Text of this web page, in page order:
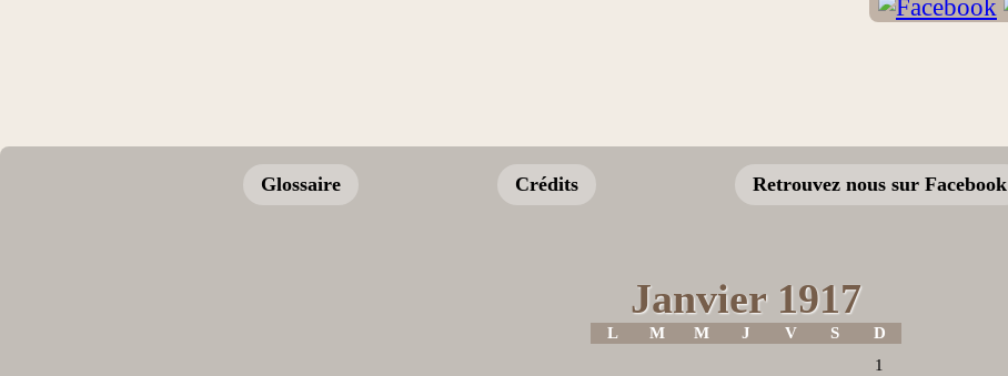
Glossaire Crédits Retrouvez nous sur Facebook
Janvier 1917
L M M J V S
D
1